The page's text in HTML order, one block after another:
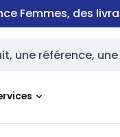
Femmes, des